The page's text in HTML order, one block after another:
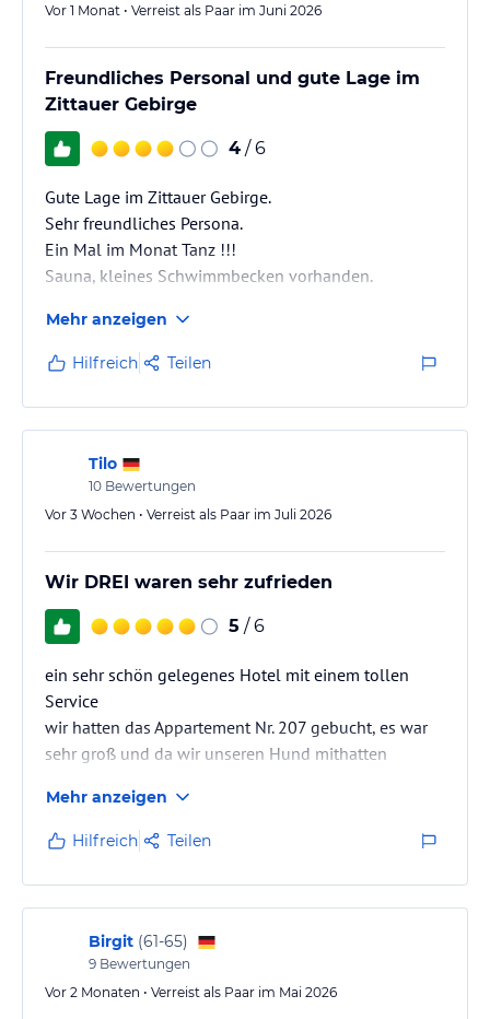
Vor 1 Monat • Verreist als Paar im Juni 2026
Freundliches Personal und gute Lage im
Zittauer Gebirge
4 / 6
Gute Lage im Zittauer Gebirge.
Sehr freundliches Persona.
Ein Mal im Monat Tanz !!!
Sauna, kleines Schwimmbecken vorhanden.
Mehr anzeigen
Hilfreich Teilen
Tilo
10 Bewertungen
Vor 3 Wochen • Verreist als Paar im Juli 2026
Wir DREI waren sehr zufrieden
5 / 6
ein sehr schön gelegenes Hotel mit einem tollen
Service
wir hatten das Appartement Nr. 207 gebucht, es war
sehr groß und da wir unseren Hund mithatten
die Lage des Hotels ist natürlich einzig für einen
entspannten und aktiven Kurztrip genau richtig
Mehr anzeigen
Hilfreich Teilen
Birgit (61-65)
9 Bewertungen
Vor 2 Monaten • Verreist als Paar im Mai 2026